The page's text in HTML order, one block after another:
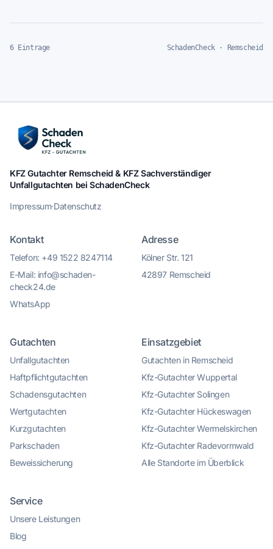
6 Eintrage SchadenCheck · Remscheid
KFZ Gutachter Remscheid & KFZ Sachverständiger
Unfallgutachten bei SchadenCheck
Impressum·Datenschutz
Kontakt
Telefon: +49 1522 8247114
E-Mail: info@schaden-
check24.de
WhatsApp
Adresse
Kölner Str. 121
42897 Remscheid
Gutachten
Unfallgutachten
Haftpflichtgutachten
Schadensgutachten
Wertgutachten
Kurzgutachten
Parkschaden
Beweissicherung
Einsatzgebiet
Gutachten in Remscheid
Kfz-Gutachter Wuppertal
Kfz-Gutachter Solingen
Kfz-Gutachter Hückeswagen
Kfz-Gutachter Wermelskirchen
Kfz-Gutachter Radevormwald
Alle Standorte im Überblick
Service
Unsere Leistungen
Blog
Kundenbewertungen und Erfahrungen zu
KFZ Gutachter Remscheid & KFZ Sachverständiger